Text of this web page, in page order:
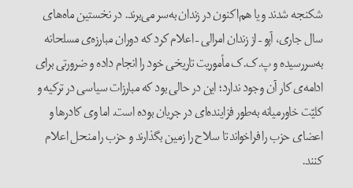
شکنجه شدند و یا هم‌اکنون در زندان به‌سر می‌برند. در نخستین ماه‌های
سال جاری، آپو – از زندان امرالی – اعلام کرد که دوران مبارزه‌ی مسلحانه
به‌سررسیده و پ.ک.ک مأموریت تاریخی خود را انجام داده و ضرورتی برای
ادامه‌ی ‌کار آن وجود ندارد؛ این در حالی بود که مبارزات سیاسی در ترکیه و
کلیّت خاورمیانه به‌طور فزاینده‌ای در جریان بوده است. اما وی کادرها و
اعضای حزب را فراخواند تا سلاح‌ را زمین بگذارند و حزب را منحل اعلام
کنند.